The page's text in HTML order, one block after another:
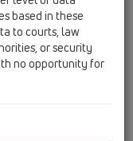
помещений
полотном,
based in these
to courts, law
or security
no opportunity for